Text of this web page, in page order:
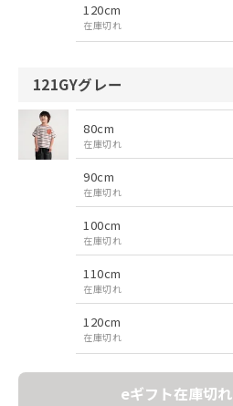
120cm
在庫切れ
121GYグレー
80cm
在庫切れ
90cm
在庫切れ
100cm
在庫切れ
110cm
在庫切れ
120cm
在庫切れ
eギフト在庫切れ